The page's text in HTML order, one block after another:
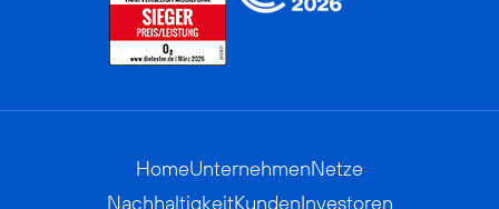
HomeUnternehmenNetze
NachhaltigkeitKundenInvestoren